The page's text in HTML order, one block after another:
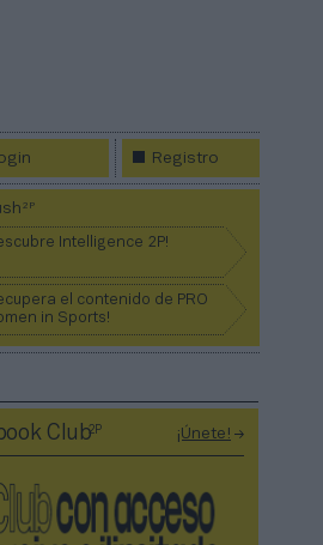
Registro
2P
Intelligence 2P!
el contenido de PRO
in Sports!
Club2P ¡Únete!